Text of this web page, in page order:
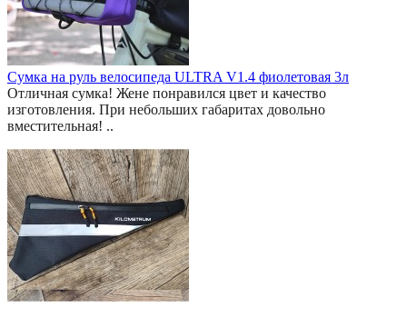
Сумка на руль велосипеда ULTRA V1.4 фиолетовая 3л
Отличная сумка! Жене понравился цвет и качество
изготовления. При небольших габаритах довольно
вместительная! ..